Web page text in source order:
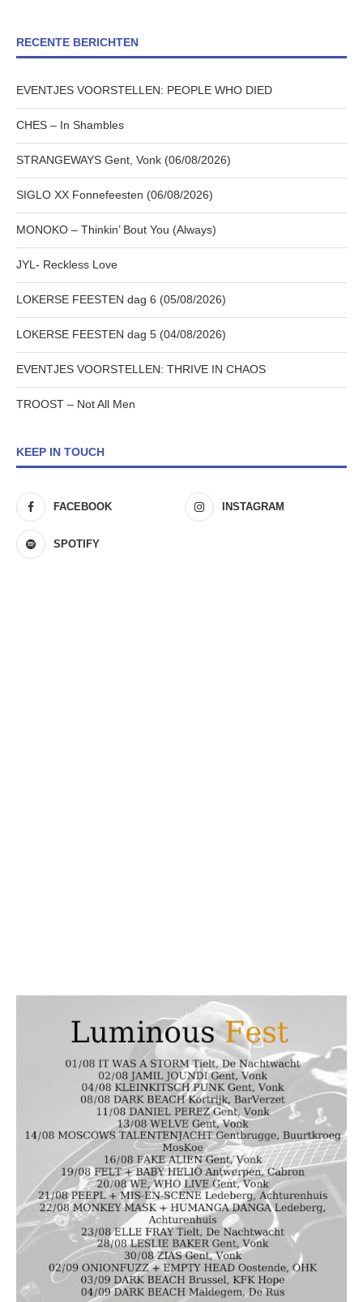
RECENTE BERICHTEN
EVENTJES VOORSTELLEN: PEOPLE WHO DIED
CHES – In Shambles
STRANGEWAYS Gent, Vonk (06/08/2026)
SIGLO XX Fonnefeesten (06/08/2026)
MONOKO – Thinkin’ Bout You (Always)
JYL- Reckless Love
LOKERSE FEESTEN dag 6 (05/08/2026)
LOKERSE FEESTEN dag 5 (04/08/2026)
EVENTJES VOORSTELLEN: THRIVE IN CHAOS
TROOST – Not All Men
KEEP IN TOUCH
FACEBOOK INSTAGRAM
SPOTIFY